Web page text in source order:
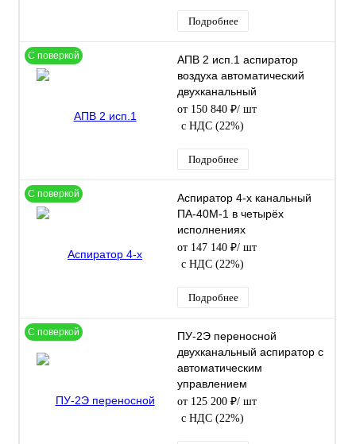
Подробнее
С поверкой
АПВ 2 исп.1 аспиратор
воздуха автоматический
двухканальный
от 150 840 ₽/ шт
с НДС (22%)
Подробнее
С поверкой
Аспиратор 4-х канальный
ПА-40М-1 в четырёх
исполнениях
от 147 140 ₽/ шт
с НДС (22%)
Подробнее
С поверкой
ПУ-2Э переносной
двухканальный аспиратор с
автоматическим
управлением
от 125 200 ₽/ шт
с НДС (22%)